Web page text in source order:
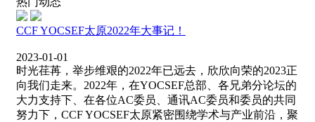
CCF YOCSEF太原2022年大事记！
2023-01-01
时光荏苒，举步维艰的2022年已远去，欣欣向荣的2023正
向我们走来。2022年，在YOCSEF总部、各兄弟分论坛的
大力支持下、在各位AC委员、通讯AC委员和委员的共同
努力下，CCF YOCSEF太原紧密围绕学术与产业前沿，聚